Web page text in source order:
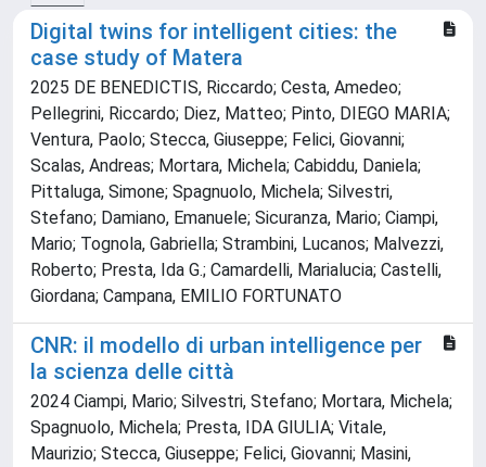
Digital twins for intelligent cities: the
case study of Matera
2025 DE BENEDICTIS, Riccardo; Cesta, Amedeo;
Pellegrini, Riccardo; Diez, Matteo; Pinto, DIEGO MARIA;
Ventura, Paolo; Stecca, Giuseppe; Felici, Giovanni;
Scalas, Andreas; Mortara, Michela; Cabiddu, Daniela;
Pittaluga, Simone; Spagnuolo, Michela; Silvestri,
Stefano; Damiano, Emanuele; Sicuranza, Mario; Ciampi,
Mario; Tognola, Gabriella; Strambini, Lucanos; Malvezzi,
Roberto; Presta, Ida G.; Camardelli, Marialucia; Castelli,
Giordana; Campana, EMILIO FORTUNATO
CNR: il modello di urban intelligence per
la scienza delle città
2024 Ciampi, Mario; Silvestri, Stefano; Mortara, Michela;
Spagnuolo, Michela; Presta, IDA GIULIA; Vitale,
Maurizio; Stecca, Giuseppe; Felici, Giovanni; Masini,